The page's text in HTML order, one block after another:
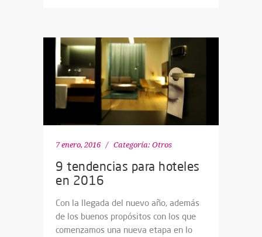
7 enero, 2016 Categoría: Otros
9 tendencias para hoteles
en 2016
Con la llegada del nuevo año, además
de los buenos propósitos con los que
comenzamos una nueva etapa en lo